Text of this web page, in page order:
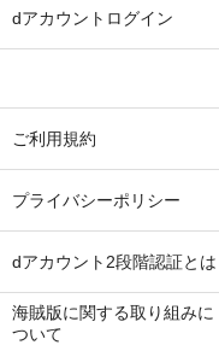
dアカウントログイン
ご利用規約
プライバシーポリシー
dアカウント2段階認証とは
海賊版に関する取り組みに
ついて